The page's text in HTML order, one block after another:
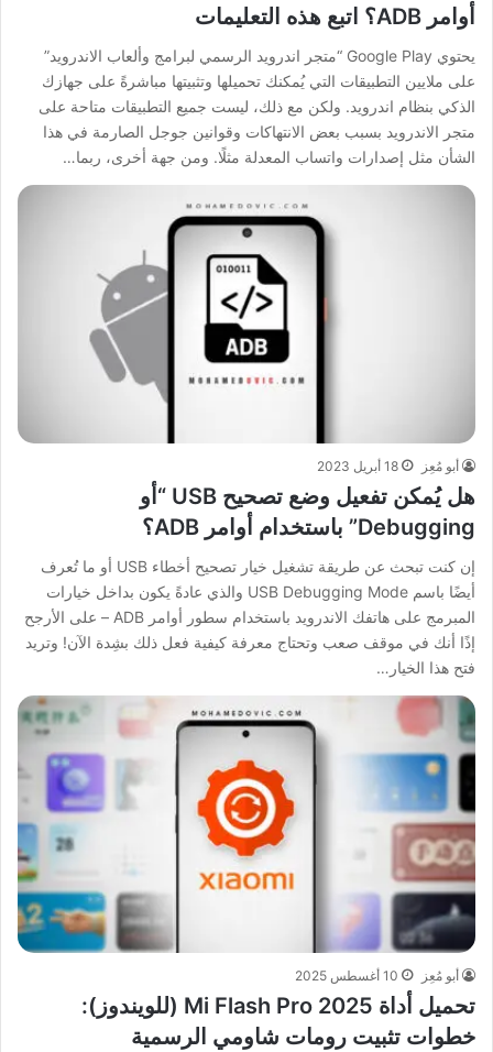
أوامر ADB؟ اتبع هذه التعليمات
يحتوي Google Play “متجر اندرويد الرسمي لبرامج وألعاب الاندرويد”
على ملايين التطبيقات التي يُمكنك تحميلها وتثبيتها مباشرةً على جهازك
الذكي بنظام اندرويد. ولكن مع ذلك، ليست جميع التطبيقات متاحة على
متجر الاندرويد بسبب بعض الانتهاكات وقوانين جوجل الصارمة في هذا
الشأن مثل إصدارات واتساب المعدلة مثلًا. ومن جهة أخرى، ربما…
أبو مُعِز 18 أبريل 2023
هل يُمكن تفعيل وضع تصحيح USB “أو
Debugging” باستخدام أوامر ADB؟
إن كنت تبحث عن طريقة تشغيل خيار تصحيح أخطاء USB أو ما تُعرف
أيضًا باسم USB Debugging Mode والذي عادةً يكون بداخل خيارات
المبرمج على هاتفك الاندرويد باستخدام سطور أوامر ADB – على الأرجح
إذًا أنك في موقف صعب وتحتاج معرفة كيفية فعل ذلك بشِدة الآن! وتريد
فتح هذا الخيار…
أبو مُعِز 10 أغسطس 2025
تحميل أداة Mi Flash Pro 2025 (للويندوز):
خطوات تثبيت رومات شاومي الرسمية